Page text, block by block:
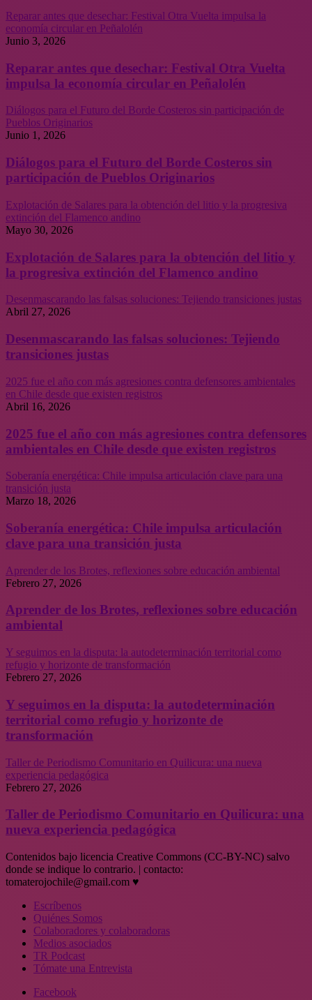
Reparar antes que desechar: Festival Otra Vuelta impulsa la
economía circular en Peñalolén
Junio 3, 2026
Reparar antes que desechar: Festival Otra Vuelta
impulsa la economía circular en Peñalolén
Diálogos para el Futuro del Borde Costeros sin participación de
Pueblos Originarios
Junio 1, 2026
Diálogos para el Futuro del Borde Costeros sin
participación de Pueblos Originarios
Explotación de Salares para la obtención del litio y la progresiva
extinción del Flamenco andino
Mayo 30, 2026
Explotación de Salares para la obtención del litio y
la progresiva extinción del Flamenco andino
Desenmascarando las falsas soluciones: Tejiendo transiciones justas
Abril 27, 2026
Desenmascarando las falsas soluciones: Tejiendo
transiciones justas
2025 fue el año con más agresiones contra defensores ambientales
en Chile desde que existen registros
Abril 16, 2026
2025 fue el año con más agresiones contra defensores
ambientales en Chile desde que existen registros
Soberanía energética: Chile impulsa articulación clave para una
transición justa
Marzo 18, 2026
Soberanía energética: Chile impulsa articulación
clave para una transición justa
Aprender de los Brotes, reflexiones sobre educación ambiental
Febrero 27, 2026
Aprender de los Brotes, reflexiones sobre educación
ambiental
Y seguimos en la disputa: la autodeterminación territorial como
refugio y horizonte de transformación
Febrero 27, 2026
Y seguimos en la disputa: la autodeterminación
territorial como refugio y horizonte de
transformación
Taller de Periodismo Comunitario en Quilicura: una nueva
experiencia pedagógica
Febrero 27, 2026
Taller de Periodismo Comunitario en Quilicura: una
nueva experiencia pedagógica
Contenidos bajo licencia Creative Commons (CC-BY-NC) salvo
donde se indique lo contrario. | contacto:
tomaterojochile@gmail.com ♥
Escríbenos
Quiénes Somos
Colaboradores y colaboradoras
Medios asociados
TR Podcast
Tómate una Entrevista
Facebook